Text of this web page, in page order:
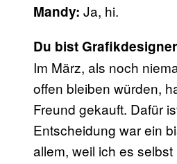
Mandy: Ja, hi.
Du bist
Im März, als noch
offen bleiben würden,
Freund gekauft. Dafür
Entscheidung war ein
allem, weil ich es selbst